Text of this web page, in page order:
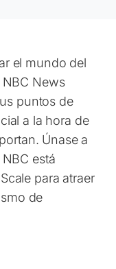
el mundo del
News
puntos de
a la hora de
Únase a
está
para atraer
de